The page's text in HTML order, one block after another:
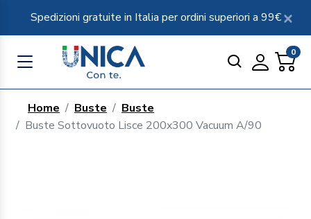
Spedizioni gratuite in Italia per ordini superiori a 99€
0
Home Buste
Buste
Buste Sottovuoto Lisce 200x300 Vacuum A/90